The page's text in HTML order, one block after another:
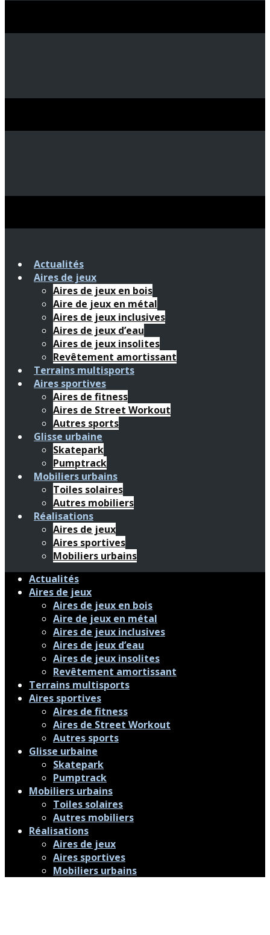
Actualités
Aires de jeux
Aires de jeux en bois
Aire de jeux en métal
Aires de jeux inclusives
Aires de jeux d’eau
Aires de jeux insolites
Revêtement amortissant
Terrains multisports
Aires sportives
Aires de fitness
Aires de Street Workout
Autres sports
Glisse urbaine
Skatepark
Pumptrack
Mobiliers urbains
Toiles solaires
Autres mobiliers
Réalisations
Aires de jeux
Aires sportives
Mobiliers urbains
Actualités
Aires de jeux
Aires de jeux en bois
Aire de jeux en métal
Aires de jeux inclusives
Aires de jeux d’eau
Aires de jeux insolites
Revêtement amortissant
Terrains multisports
Aires sportives
Aires de fitness
Aires de Street Workout
Autres sports
Glisse urbaine
Skatepark
Pumptrack
Mobiliers urbains
Toiles solaires
Autres mobiliers
Réalisations
Aires de jeux
Aires sportives
Mobiliers urbains